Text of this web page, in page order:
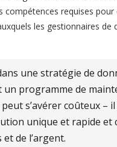
compétences requises
les gestionnaires de
une stratégie de
un programme de
s’avérer coûteux – il
unique et rapide et
de l’argent.